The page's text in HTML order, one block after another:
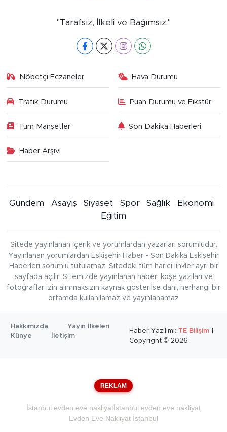
"Tarafsız, İlkeli ve Bağımsız."
Nöbetçi Eczaneler Hava Durumu
Trafik Durumu Puan Durumu ve Fikstür
Tüm Manşetler Son Dakika Haberleri
Haber Arşivi
Gündem Asayiş Siyaset Spor Sağlık
Ekonomi
Eğitim
Sitede yayınlanan içerik ve yorumlardan yazarları sorumludur.
Yayınlanan yorumlardan Eskişehir Haber - Son Dakika Eskişehir
Haberleri sorumlu tutulamaz. Sitedeki tüm harici linkler ayrı bir
sayfada açılır. Sitemizde yayınlanan haber, köşe yazıları ve
fotoğraflar izin alınmaksızın kaynak gösterilse dahi, herhangi bir
ortamda kullanılamaz ve yayınlanamaz
Hakkımızda
Yayın İlkeleri
Künye
İletişim
Haber Yazılımı: TE Bilişim
Copyright © 2026
REKLAM
İstanbul evden eve nakliyatİstanbul evden eve nakliyat
Evden Eve Nakliyat İstanbul